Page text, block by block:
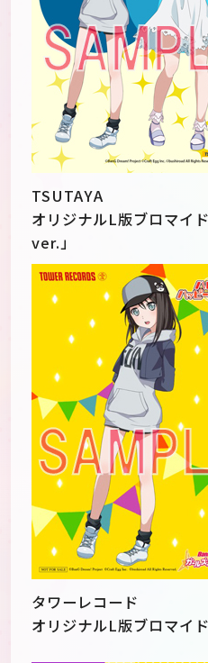
TSUTAYA
オリジナルL版ブロマイ
ver.」
タワーレコード
オリジナルL版ブロマイ